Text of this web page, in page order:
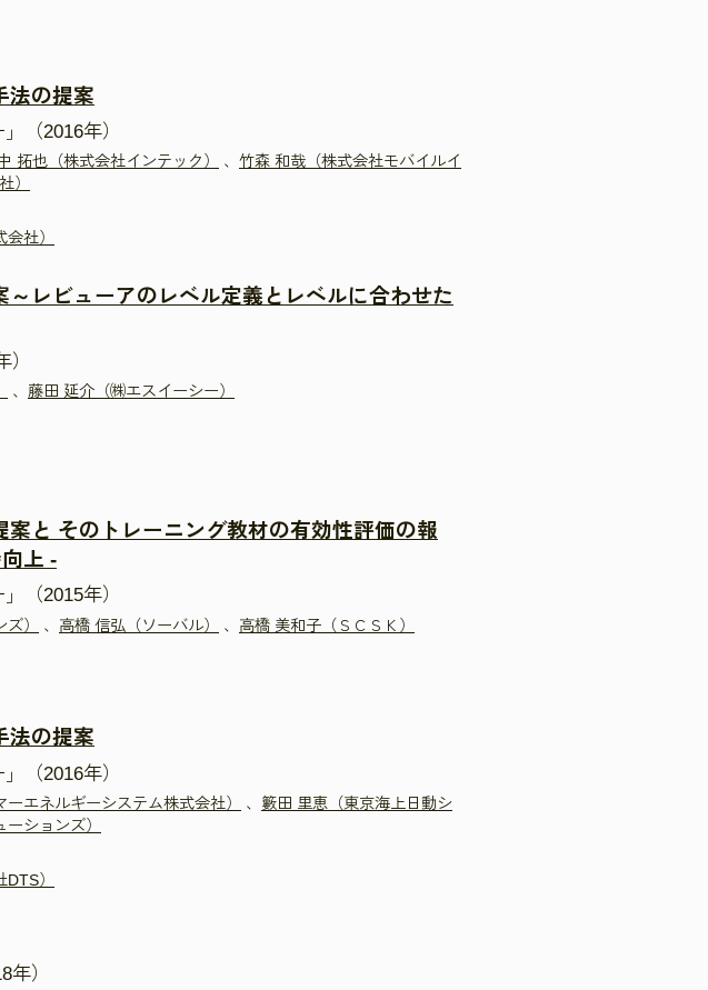
法の提案
（2016年）
拓也（株式会社インテック） 、 竹森 和哉（株式会社モバイルイ
）
社）
レビューアのレベル定義とレベルに合わせた
、 藤田 延介（㈱エスイーシー）
と そのトレーニング教材の有効性評価の報
上 -
（2015年）
） 、 高橋 信弘（ソーバル） 、 高橋 美和子（ＳＣＳＫ）
法の提案
（2016年）
エネルギーシステム株式会社） 、 籔田 里恵（東京海上日動シ
ションズ）
）
）